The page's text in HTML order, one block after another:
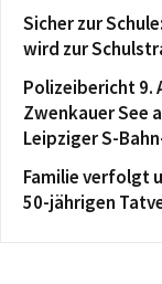
Sicher zur
wird zur
Polizeibericht 9.
Zwenkauer See
Leipziger S-
Familie verfolgt
50-jährigen